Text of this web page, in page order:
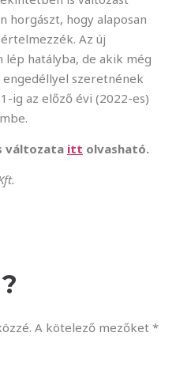
horgászt, hogy alaposan
Az új
lép hatályba, de akik még
szeretnének
ig az előző évi (2022-es)
változata itt olvasható.
A kötelező mezőket *